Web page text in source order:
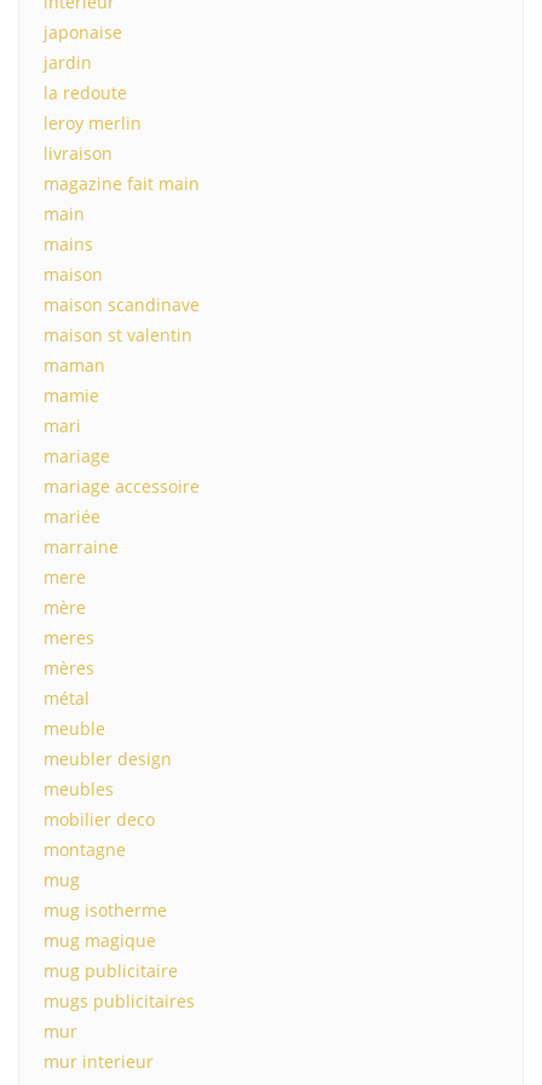
japonaise
jardin
la redoute
leroy merlin
livraison
magazine fait main
main
mains
maison
maison scandinave
maison st valentin
maman
mamie
mari
mariage
mariage accessoire
mariée
marraine
mere
mère
meres
mères
métal
meuble
meubler design
meubles
mobilier deco
montagne
mug
mug isotherme
mug magique
mug publicitaire
mugs publicitaires
mur
mur interieur